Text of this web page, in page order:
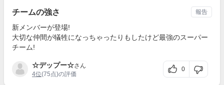
チームの強さ
新メンバーが登場!
大切な仲間が犠牲になっちゃったりもしたけど最強のスーパー
チーム!
☆デップー☆さん
4位(75点)の評価
0
報告